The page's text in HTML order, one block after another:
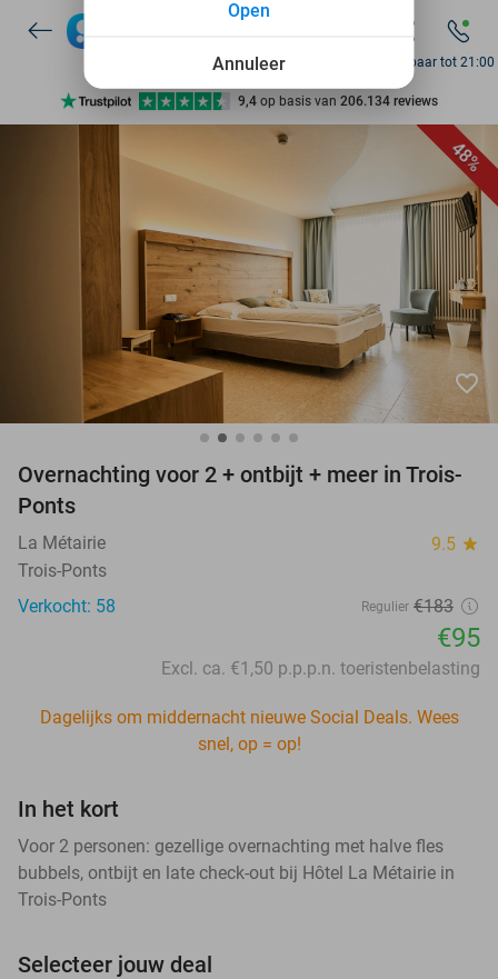
7 dagen per week beschikbaar
10+ miljoen leden
9,4 op basis van 206.134 reviews
Ontdek 15.000+ deals
7 dagen per week beschikbaar
10+ miljoen leden
Bereikbaar tot 21:00
48%
favorite_border
Overnachting voor 2 + ontbijt + meer in Trois-
Ponts
La Métairie 9.5 star
Trois-Ponts
Verkocht: 58
Regulier €183
€95
Excl. ca. €1,50 p.p.p.n. toeristenbelasting
Dagelijks om middernacht nieuwe Social Deals. Wees
snel, op = op!
In het kort
Voor 2 personen: gezellige overnachting met halve fles
bubbels, ontbijt en late check-out bij Hôtel La Métairie in
Trois-Ponts
Selecteer jouw deal
Annuleer
Open